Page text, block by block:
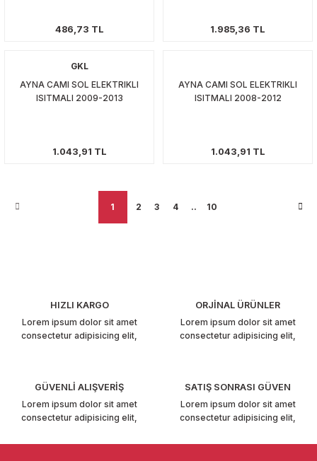
486,73 TL 1.985,36 TL
GKL
AYNA CAMI SOL ELEKTRIKLI
ISITMALI 2009-2013
1.043,91 TL
AYNA CAMI SOL ELEKTRIKLI
ISITMALI 2008-2012
1.043,91 TL
1 2 3 4 .. 10
HIZLI KARGO
Lorem ipsum dolor sit amet
consectetur adipisicing elit,
ORJİNAL ÜRÜNLER
Lorem ipsum dolor sit amet
consectetur adipisicing elit,
GÜVENLİ ALIŞVERİŞ
Lorem ipsum dolor sit amet
consectetur adipisicing elit,
SATIŞ SONRASI GÜVEN
Lorem ipsum dolor sit amet
consectetur adipisicing elit,